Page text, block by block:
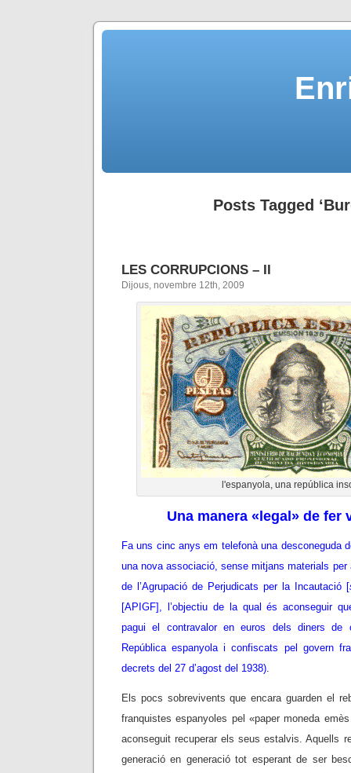
Posts Tagged
LES CORRUPCIONS – II
Dijous, novembre 12th, 2009
l'espanyola, una república
Una manera «legal» de fer
Fa uns cinc anys em telefonà una desconeguda
una nova associació, sense mitjans materials
de l’Agrupació de Perjudicats per la Incautació [
[APIGF], l’objectiu de la qual és aconseguir
pagui el contravalor en euros dels diners de
República espanyola i confiscats pel govern
decrets del 27 d’agost del 1938).
Els pocs sobrevivents que encara guarden el
franquistes espanyoles pel «paper moneda
aconseguit recuperar els seus estalvis. Aquells
generació en generació tot esperant de ser